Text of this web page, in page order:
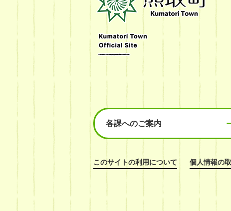
Kumatori
Town
Official
Site
各課へのご案内
このサイトの利用について 個人情報の